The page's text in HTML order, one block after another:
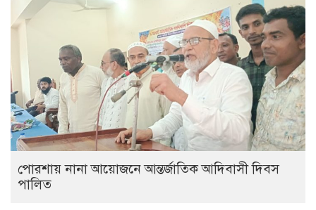
পোরশায় নানা আয়োজনে আন্তর্জাতিক আদিবাসী দিবস
পালিত